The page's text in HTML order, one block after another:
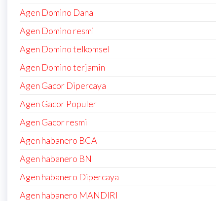
Agen Domino Dana
Agen Domino resmi
Agen Domino telkomsel
Agen Domino terjamin
Agen Gacor Dipercaya
Agen Gacor Populer
Agen Gacor resmi
Agen habanero BCA
Agen habanero BNI
Agen habanero Dipercaya
Agen habanero MANDIRI